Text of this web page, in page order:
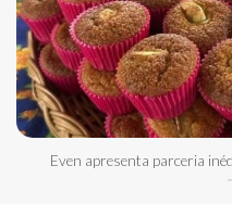
Even apresenta parceria